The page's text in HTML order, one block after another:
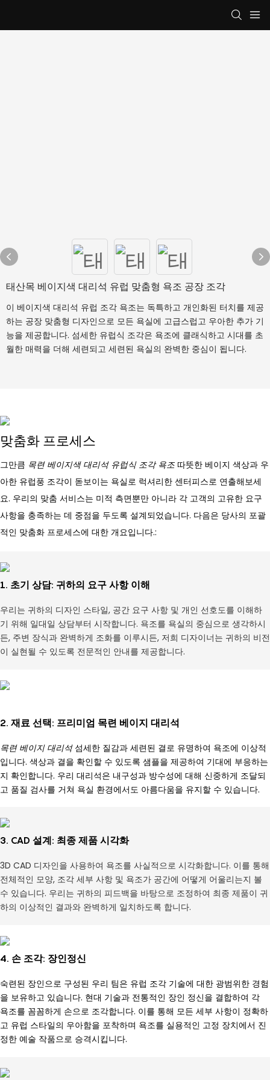
태산목 베이지색 대리석 유럽 맞춤형 욕조 공장 조각
이 베이지색 대리석 유럽 조각 욕조는 독특하고 개인화된 터치를 제공
하는 공장 맞춤형 디자인으로 모든 욕실에 고급스럽고 우아한 추가 기
능을 제공합니다. 섬세한 유럽식 조각은 욕조에 클래식하고 시대를 초
월한 매력을 더해 세련되고 세련된 욕실의 완벽한 중심이 됩니다.
맞춤화 프로세스
그만큼 목련 베이지색 대리석 유럽식 조각 욕조 따뜻한 베이지 색상과 우
아한 유럽풍 조각이 돋보이는 욕실로 럭셔리한 센터피스로 연출해보세
요. 우리의 맞춤 서비스는 미적 측면뿐만 아니라 각 고객의 고유한 요구
사항을 충족하는 데 중점을 두도록 설계되었습니다. 다음은 당사의 포괄
적인 맞춤화 프로세스에 대한 개요입니다.:
1. 초기 상담: 귀하의 요구 사항 이해
우리는 귀하의 디자인 스타일, 공간 요구 사항 및 개인 선호도를 이해하
기 위해 일대일 상담부터 시작합니다. 욕조를 욕실의 중심으로 생각하시
든, 주변 장식과 완벽하게 조화를 이루시든, 저희 디자이너는 귀하의 비전
이 실현될 수 있도록 전문적인 안내를 제공합니다.
2. 재료 선택: 프리미엄 목련 베이지 대리석
목련 베이지 대리석 섬세한 질감과 세련된 결로 유명하여 욕조에 이상적
입니다. 색상과 결을 확인할 수 있도록 샘플을 제공하여 기대에 부응하는
지 확인합니다. 우리 대리석은 내구성과 방수성에 대해 신중하게 조달되
고 품질 검사를 거쳐 욕실 환경에서도 아름다움을 유지할 수 있습니다.
3. CAD 설계: 최종 제품 시각화
3D CAD 디자인을 사용하여 욕조를 사실적으로 시각화합니다. 이를 통해
전체적인 모양, 조각 세부 사항 및 욕조가 공간에 어떻게 어울리는지 볼
수 있습니다. 우리는 귀하의 피드백을 바탕으로 조정하여 최종 제품이 귀
하의 이상적인 결과와 완벽하게 일치하도록 합니다.
4. 손 조각: 장인정신
숙련된 장인으로 구성된 우리 팀은 유럽 조각 기술에 대한 광범위한 경험
을 보유하고 있습니다. 현대 기술과 전통적인 장인 정신을 결합하여 각
욕조를 꼼꼼하게 손으로 조각합니다. 이를 통해 모든 세부 사항이 정확하
고 유럽 스타일의 우아함을 포착하며 욕조를 실용적인 고정 장치에서 진
정한 예술 작품으로 승격시킵니다.